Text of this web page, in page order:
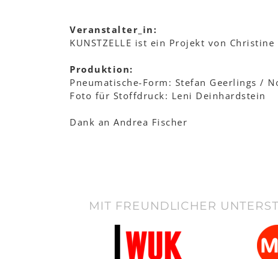
Veranstalter_in:
KUNSTZELLE ist ein Projekt von
Produktion:
Pneumatische-Form: Stefan Geerlings /
Foto für Stoffdruck: Leni Deinhardstein
Dank an Andrea Fischer
MIT FREUNDLICHER